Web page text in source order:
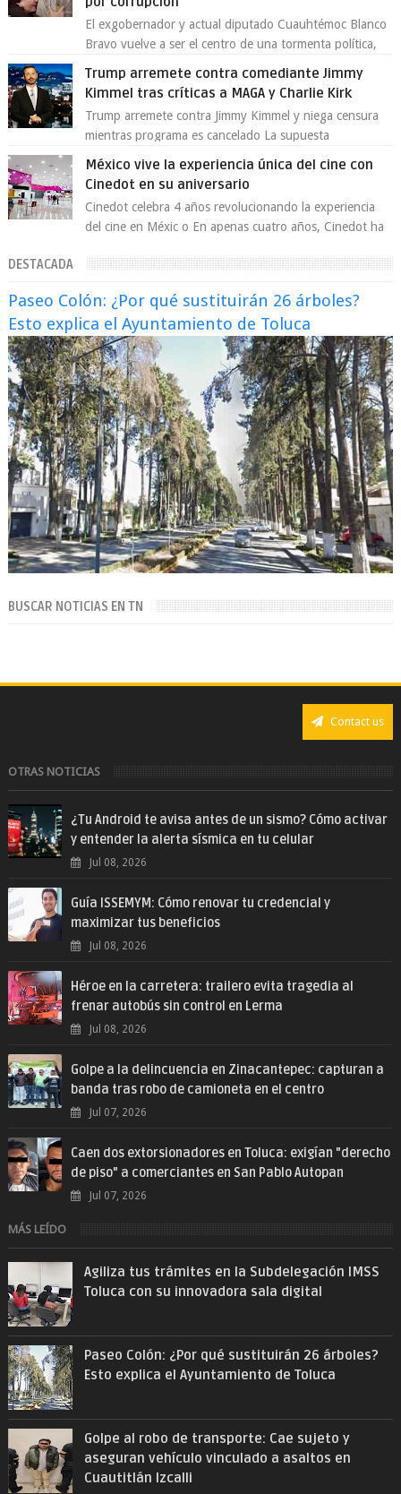
El exgobernador y actual diputado Cuauhtémoc Blanco
Bravo vuelve a ser el centro de una tormenta política,
Trump arremete contra comediante Jimmy
Kimmel tras críticas a MAGA y Charlie Kirk
Trump arremete contra Jimmy Kimmel y niega censura
mientras programa es cancelado La supuesta
México vive la experiencia única del cine con
Cinedot en su aniversario
Cinedot celebra 4 años revolucionando la experiencia
del cine en Méxic o En apenas cuatro años, Cinedot ha
DESTACADA
Paseo Colón: ¿Por qué sustituirán 26 árboles?
Esto explica el Ayuntamiento de Toluca
BUSCAR NOTICIAS EN TN
Contact us
OTRAS NOTICIAS
¿Tu Android te avisa antes de un sismo? Cómo activar
y entender la alerta sísmica en tu celular
Jul 08, 2026
Guía ISSEMYM: Cómo renovar tu credencial y
maximizar tus beneficios
Jul 08, 2026
Héroe en la carretera: trailero evita tragedia al
frenar autobús sin control en Lerma
Jul 08, 2026
Golpe a la delincuencia en Zinacantepec: capturan a
banda tras robo de camioneta en el centro
Jul 07, 2026
Caen dos extorsionadores en Toluca: exigían "derecho
de piso" a comerciantes en San Pablo Autopan
Jul 07, 2026
MÁS LEÍDO
Agiliza tus trámites en la Subdelegación IMSS
Toluca con su innovadora sala digital
Paseo Colón: ¿Por qué sustituirán 26 árboles?
Esto explica el Ayuntamiento de Toluca
Golpe al robo de transporte: Cae sujeto y
aseguran vehículo vinculado a asaltos en
Cuautitlán Izcalli